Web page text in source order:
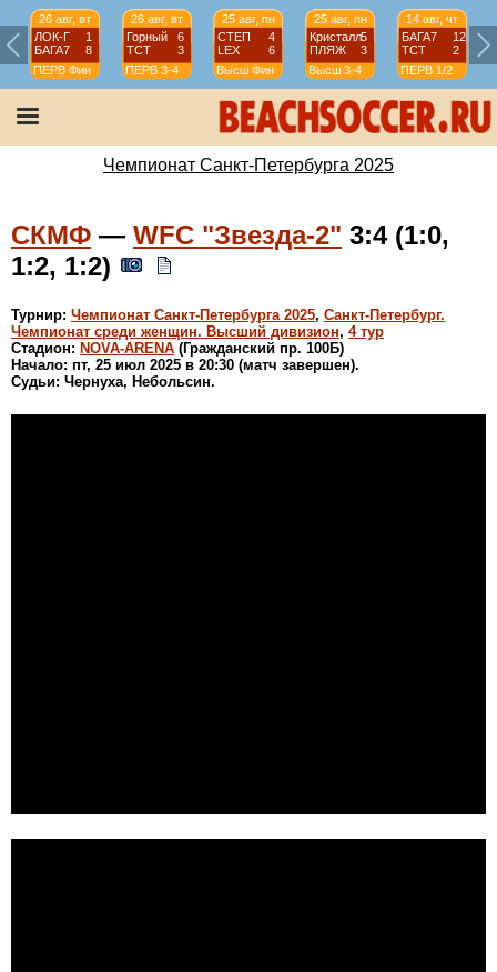
26 авг, вт
ЛОК-Г
1
БАГА7
8
ПЕРВ Фин
26 авг, вт
Горный
6
ТСТ
3
ПЕРВ 3-4
25 авг, пн
СТЕП
4
LEX
6
Высш Фин
25 авг, пн
Кристалл5
ПЛЯЖ
3
Высш 3-4
14 авг, чт
БАГА7
12
ТСТ
2
ПЕРВ 1/2
Чемпионат Санкт-Петербурга 2025
СКМФ — WFC "Звезда-2" 3:4 (1:0,
1:2, 1:2)
Турнир: Чемпионат Санкт-Петербурга 2025, Санкт-Петербург.
Чемпионат среди женщин. Высший дивизион, 4 тур
Стадион: NOVA-ARENA (Гражданский пр. 100Б)
Начало: пт, 25 июл 2025 в 20:30 (матч завершен).
Судьи: Чернуха, Небольсин.